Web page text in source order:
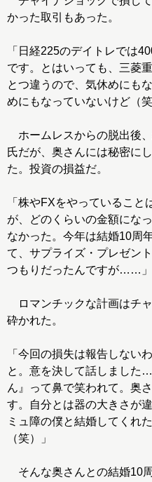
かった取引もあった。
「日経225のデイトレでは
です。とはいっても、三菱
とつ違うので、気休めにも
めにもなっていないけど（笑
ホームレスからの脱出後
氏だが、奥さんには秘密に
た。投資の損益だ。
「株やFXをやっていること
が、どのくらいの金額にな
なかった。今年は結婚10周
て、サプライズ・プレゼン
つもりだったんですが……」
ロマンチックな計画はチ
砕かれた。
「今回の損失は報告しない
と。意を決して話しました
ん』って鼻で笑われて。奥
す。自分とは器の大きさが
ミュ障の僕と結婚してくれ
（笑）」
そんな奥さんとの結婚10